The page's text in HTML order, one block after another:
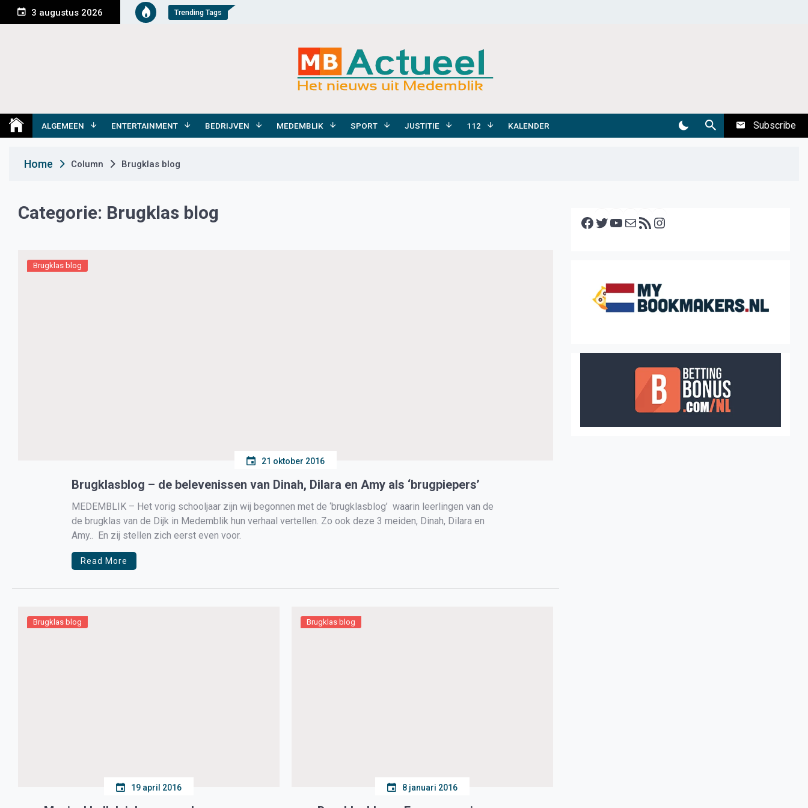
n
e
3 augustus 2026 Trending Tags
Medemblik Actueel
ALGEMEEN ENTERTAINMENT BEDRIJVEN MEDEMBLIK SPORT JUSTITIE 112 KALENDER Subscribe
Home Column Brugklas blog
Categorie: Brugklas blog
Brugklas blog
21 oktober 2016
Brugklasblog – de belevenissen van Dinah, Dilara en Amy als ‘brugpiepers’
MEDEMBLIK – Het vorig schooljaar zijn wij begonnen met de ‘brugklasblog’ waarin leerlingen van de
de brugklas van de Dijk in Medemblik hun verhaal vertellen. Zo ook deze 3 meiden, Dinah, Dilara en
Amy.. En zij stellen zich eerst even voor.
Read More
Brugklas blog
19 april 2016
Brugklas blog
8 januari 2016
Facebook Twitter YouTube E-mail RSS feed